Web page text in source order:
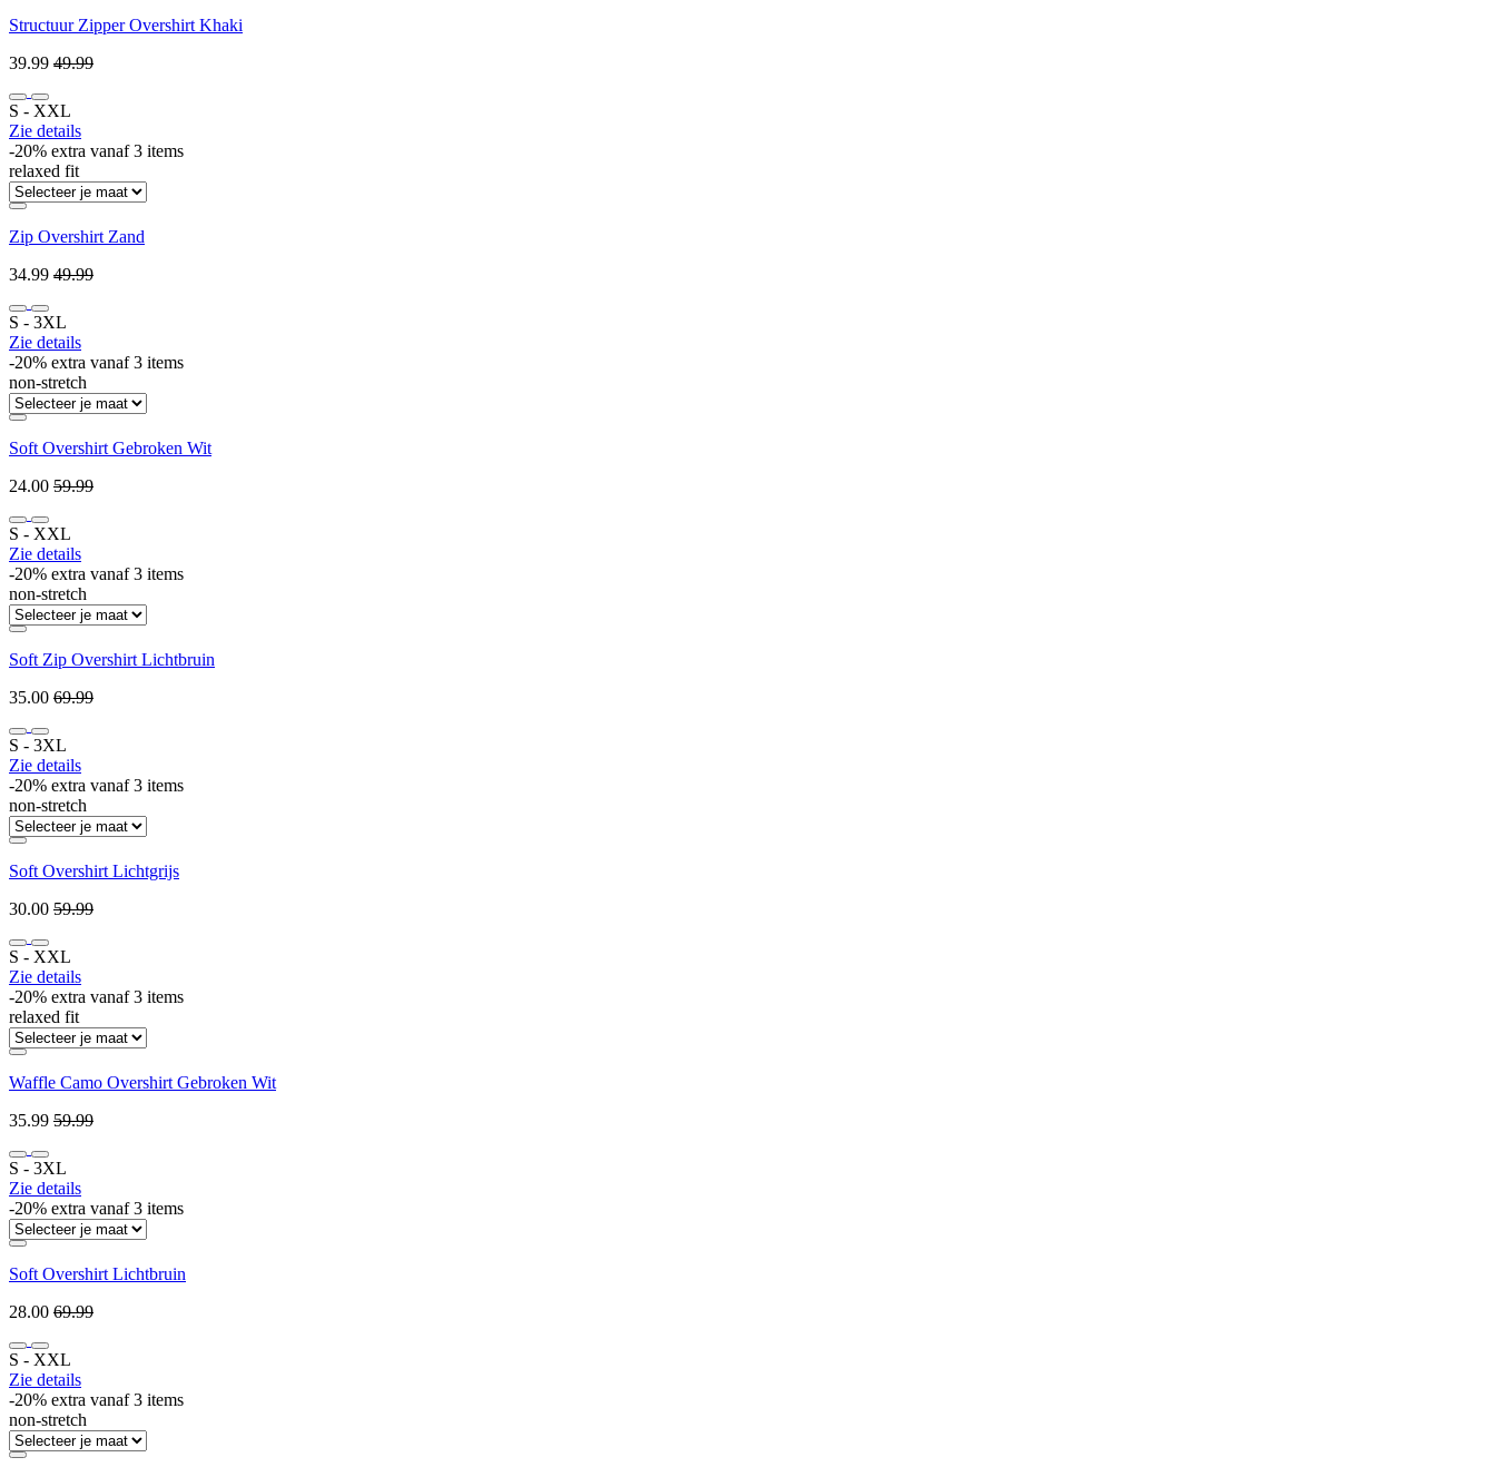
Structuur Zipper Overshirt Khaki
39.99 49.99
S ‐ XXL
Zie details
-20% extra vanaf 3 items
relaxed fit
Zip Overshirt Zand
34.99 49.99
S ‐ 3XL
Zie details
-20% extra vanaf 3 items
non-stretch
Soft Overshirt Gebroken Wit
24.00 59.99
S ‐ XXL
Zie details
-20% extra vanaf 3 items
non-stretch
Soft Zip Overshirt Lichtbruin
35.00 69.99
S ‐ 3XL
Zie details
-20% extra vanaf 3 items
non-stretch
Soft Overshirt Lichtgrijs
30.00 59.99
S ‐ XXL
Zie details
-20% extra vanaf 3 items
relaxed fit
Waffle Camo Overshirt Gebroken Wit
35.99 59.99
S ‐ 3XL
Zie details
-20% extra vanaf 3 items
Soft Overshirt Lichtbruin
28.00 69.99
S ‐ XXL
Zie details
-20% extra vanaf 3 items
non-stretch